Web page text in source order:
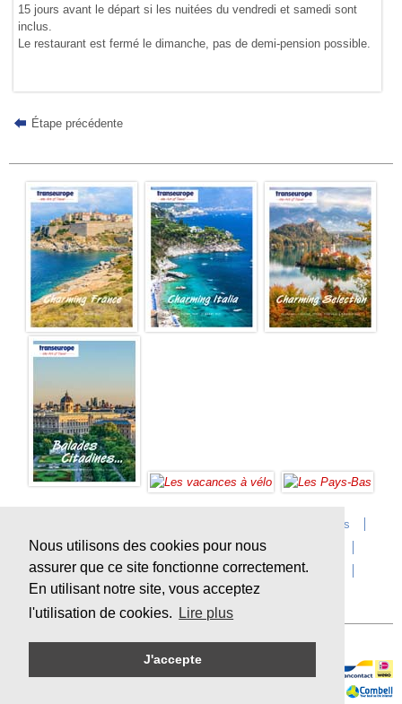
Nous utilisons des cookies pour nous
assurer que ce site fonctionne correctement.
En utilisant notre site, vous acceptez
l'utilisation de cookies.
Lire plus
J'accepte
15 jours avant le départ si les nuitées du vendredi et samedi sont
inclus.
Le restaurant est fermé le dimanche, pas de demi-pension possible.
Étape précédente
Postes vacants
Contact
Questions? Agences
Conditions de voyage
Assurances
privacy
Durabilité